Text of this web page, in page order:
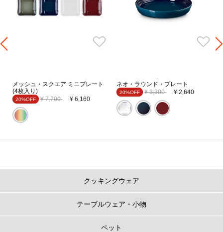
メッシュ・スクエア ミニプレート
(4枚入り)
20%OFF Price reduced from
¥ 7,700to ¥ 6,160
ネオ・ラウンド・プレート
20%OFF Price reduced from
¥ 3,300to ¥ 2,640
クッキングウェア
テーブルウェア・小物
ペット